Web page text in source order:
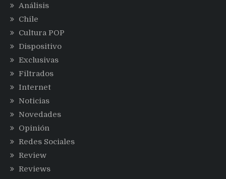
Análisis
Chile
Cultura POP
Dispositivo
Exclusivas
Filtrados
Internet
Noticias
Novedades
Opinión
Redes Sociales
Review
Reviews